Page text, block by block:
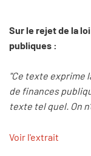
Sur le rejet de la
publiques :
"Ce texte exprime
de finances
texte tel quel. On
Voir l'extrait